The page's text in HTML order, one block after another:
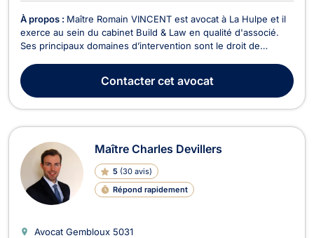
À propos : Maître Romain VINCENT est avocat à La Hulpe et il
exerce au sein du cabinet Build & Law en qualité d'associé.
Ses principaux domaines d’intervention sont le droit de
droit des biens, contrats immobiliers…) et le droit de la fiscalité
immobilière. Il inter...Contactercet avocat
Maître Charles Devillers
5 (30 avis)
Répond rapidement
Avocat Gembloux 5031